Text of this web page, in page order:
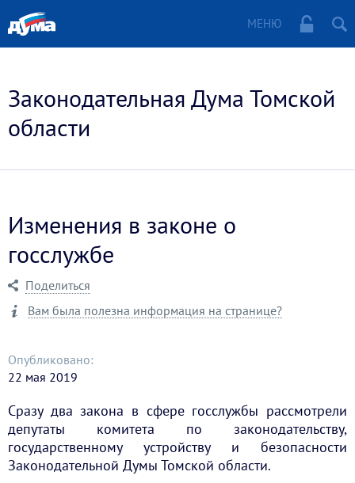
МЕНЮ
Законодательная Дума Томской
области
Изменения в законе о
госслужбе
Поделиться
Вам была полезна информация на странице?
Опубликовано:
22 мая 2019
Сразу два закона в сфере госслужбы рассмотрели
депутаты комитета по законодательству,
государственному устройству и безопасности
Законодательной Думы Томской области.